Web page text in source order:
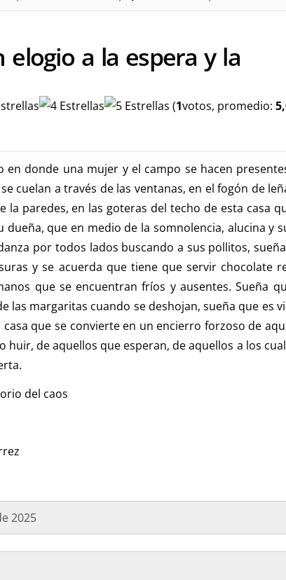
elogio a la espera y la
(1votos, promedio:
en donde una mujer y el campo se hacen
cuelan a través de las ventanas, en el fogón de
la paredes, en las goteras del techo de esta casa
dueña, que en medio de la somnolencia, alucina y
por todos lados buscando a sus pollitos,
y se acuerda que tiene que servir chocolate
que se encuentran fríos y ausentes. Sueña
las margaritas cuando se deshojan, sueña que es
casa que se convierte en un encierro forzoso de
huir, de aquellos que esperan, de aquellos a los
del caos
2025